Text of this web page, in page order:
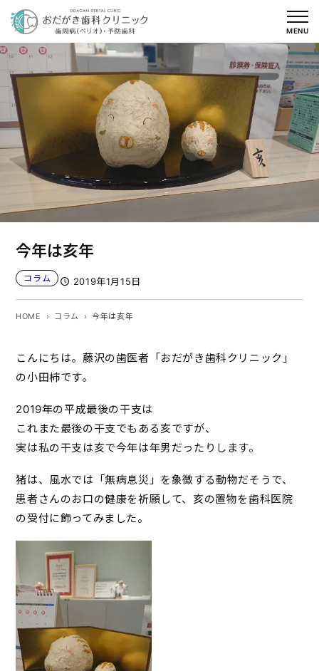
を
キ
プ
MENU
今年は亥年
コラム 2019年1月15日
HOME コラム 今年は亥年
こんにちは。藤沢の歯医者「おだがき歯科クリニック」
の小田柿です。
2019年の平成最後の干支は
これまた最後の干支でもある亥ですが、
実は私の干支は亥で今年は年男だったりします。
猪は、風水では「無病息災」を象徴する動物だそうで、
患者さんのお口の健康を祈願して、亥の置物を歯科医院
の受付に飾ってみました。